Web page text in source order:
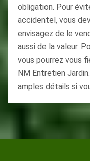
obligation. Pour
accidentel, vous
envisagez de le
aussi de la valeur.
vous pourrez vous
NM Entretien
amples détails si